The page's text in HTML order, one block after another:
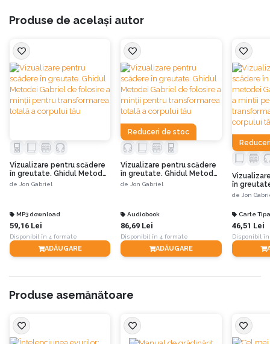
soluție extrem de eficace: puteți folosi vizualizarea pentru a face ca mintea
Site-ul oficial al acestei cărți poate fi vizitat
Citiți mai multe informații despre cartea "Vizualizare pentru
scădere în greutate"
Produse de același autor
Vizualizare pentru scădere
în greutate. Ghidul Metodei
Gabriel de folosire a minţii
de Jon Gabriel
MP3 download
59,16 Lei
Disponibil în 4 formate
ADĂUGARE
Reduceri de stoc
Vizualizare pentru scădere
în greutate. Ghidul Metodei
Gabriel de folosire a minţii
de Jon Gabriel
Audiobook
86,69 Lei
Disponibil în 4 formate
ADĂUGARE
în
Gabriel
a II-a
de Jon
Carte
46,51 Lei
Disponibil
Produse asemănătoare